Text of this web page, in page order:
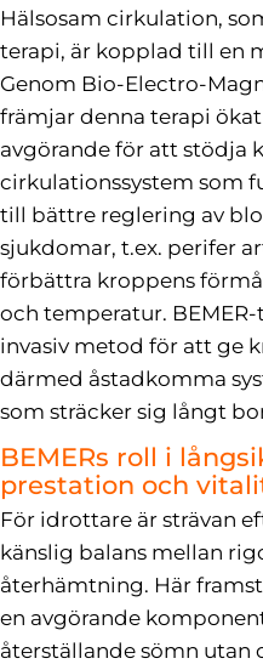
Hälsosam cirkulation,
terapi, är kopplad till en
Genom Bio-Electro-
främjar denna terapi
avgörande för att stödja
cirkulationssystem som
till bättre reglering av
sjukdomar, t.ex. perifer
förbättra kroppens
och temperatur.
invasiv metod för att ge
därmed åstadkomma
som sträcker sig långt
BEMERs roll i
prestation och
För idrottare är strävan
känslig balans mellan
återhämtning. Här
en avgörande
återställande sömn utan